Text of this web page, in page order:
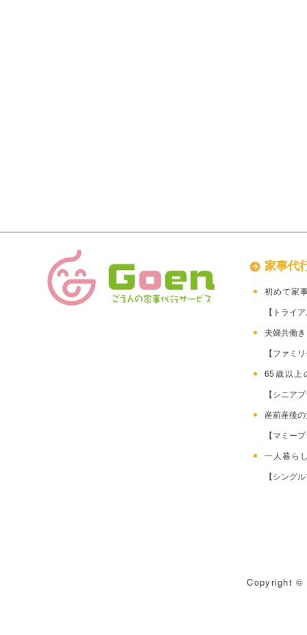
家事代
初めて家
【トライ
夫婦共働
【ファミ
65歳以
【シニア
産前産
【マミー
一人暮
【シング
Copyright